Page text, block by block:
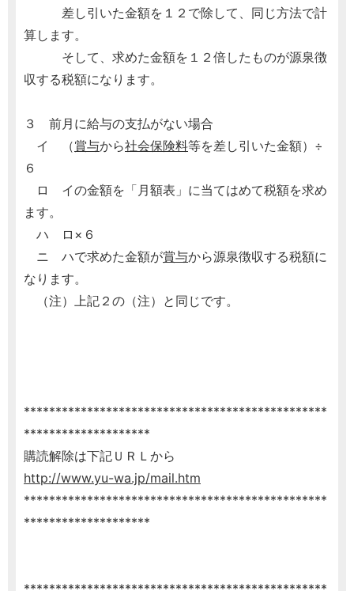
差し引いた金額を１２で除して、同じ方法で計
算します。
そして、求めた金額を１２倍したものが源泉徴
収する税額になります。
３ 前月に給与の支払がない場合
イ （賞与から社会保険料等を差し引いた金額）÷
６
ロ イの金額を「月額表」に当てはめて税額を求め
ます。
ハ ロ×６
ニ ハで求めた金額が賞与から源泉徴収する税額に
なります。
（注）上記２の（注）と同じです。
************************************************
********************
購読解除は下記ＵＲＬから
http://www.yu-wa.jp/mail.htm
************************************************
********************